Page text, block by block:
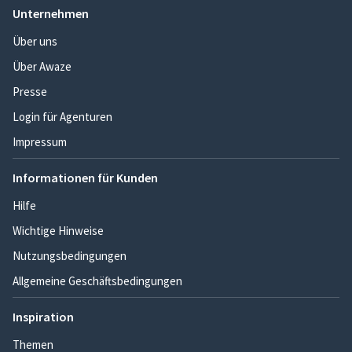
Unternehmen
Über uns
Über Awaze
Presse
Login für Agenturen
Impressum
Informationen für Kunden
Hilfe
Wichtige Hinweise
Nutzungsbedingungen
Allgemeine Geschäftsbedingungen
Inspiration
Themen